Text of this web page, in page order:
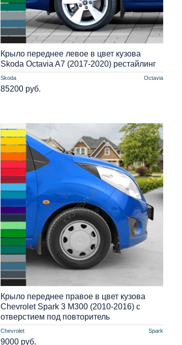
Skoda Octavia
Крыло переднее левое в цвет кузова
Skoda Octavia A7 (2017-2020) рестайлинг
85200 руб.
Chevrolet Spark
Крыло переднее правое в цвет кузова
Chevrolet Spark 3 M300 (2010-2016) с
отверстием под повторитель
9000 руб.